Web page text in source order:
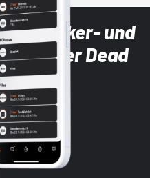
Sneaker- und
mit der Dead